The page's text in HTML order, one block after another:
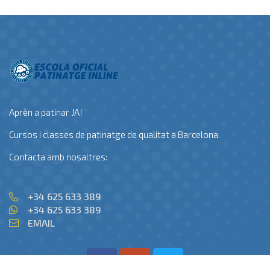
Aprèn a patinar JA!
Cursos i classes de patinatge de qualitat a Barcelona.
Contacta amb nosaltres:
+34 625 633 389
+34 625 633 389
EMAIL